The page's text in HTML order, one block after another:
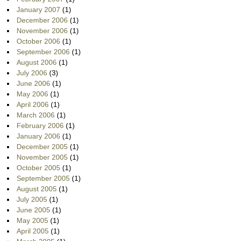
January 2007 (1)
December 2006 (1)
November 2006 (1)
October 2006 (1)
September 2006 (1)
August 2006 (1)
July 2006 (3)
June 2006 (1)
May 2006 (1)
April 2006 (1)
March 2006 (1)
February 2006 (1)
January 2006 (1)
December 2005 (1)
November 2005 (1)
October 2005 (1)
September 2005 (1)
August 2005 (1)
July 2005 (1)
June 2005 (1)
May 2005 (1)
April 2005 (1)